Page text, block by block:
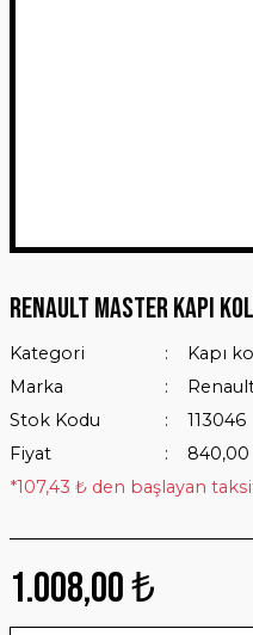
Renault Master Kapı
Kategori
Kapı
Marka
Stok Kodu
113046
Fiyat
840,00
*107,43 ₺ den başlayan
1.008,00 ₺